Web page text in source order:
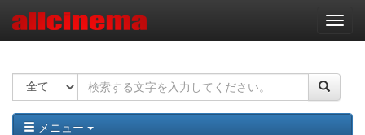
ナ
ビ
ー
ョ
ン
メニュー